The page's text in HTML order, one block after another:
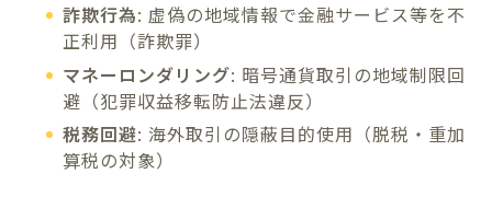
詐欺行為: 虚偽の地域情報で金融サービス等を不
正利用（詐欺罪）
マネーロンダリング: 暗号通貨取引の地域制限回
避（犯罪収益移転防止法違反）
税務回避: 海外取引の隠蔽目的使用（脱税・重加
算税の対象）